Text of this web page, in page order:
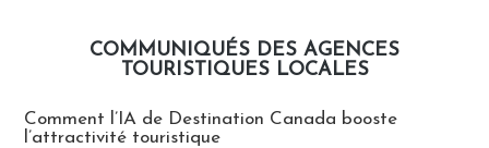
COMMUNIQUÉS DES AGENCES
TOURISTIQUES LOCALES
Comment l’IA de Destination Canada booste
l’attractivité touristique